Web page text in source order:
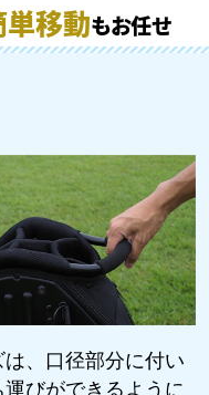
移動もお任せ
、口径部分に付い
びができるように